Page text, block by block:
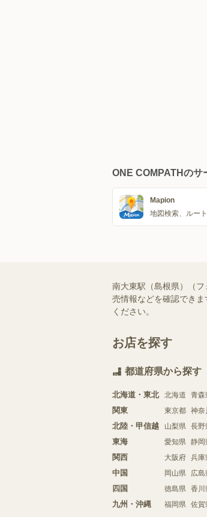
ONE COMPATHのサ
Mapion
地図検索、ルー
南大東駅（島根県）（
売情報などを確認でき
ください。
お店を探す
都道府県から探す
北海道・東北 北海道 青森
関東 東京都 神奈
北陸・甲信越 山梨県 長野
東海 愛知県 静岡
関西 大阪府 兵庫
中国 岡山県 広島
四国 徳島県 香川
九州・沖縄 福岡県 佐賀